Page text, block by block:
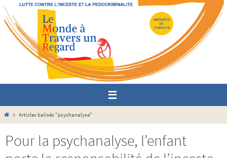
Passer
vers
contenu
HomeArticles balisés "psychanalyse"
Pour la psychanalyse, l’enfant